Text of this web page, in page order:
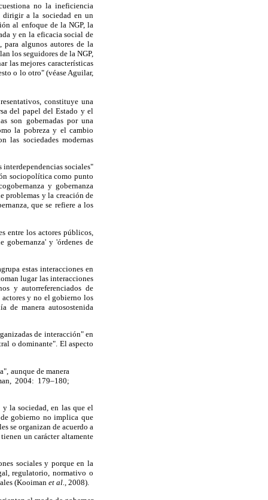
no la ineficiencia
a la sociedad en un
al enfoque de la NGP, la
y en la eficacia social de
algunos autores de la
los seguidores de la NGP,
las mejores características
o lo otro" (véase Aguilar,
constituye una
del papel del Estado y el
son gobernadas por una
la pobreza y el cambio
las sociedades modernas
interdependencias sociales"
sociopolítica como punto
y gobernanza
problemas y la creación de
que se refiere a los
entre los actores públicos,
y 'órdenes de
estas interacciones en
lugar las interacciones
y autorreferenciados de
y no el gobierno los
de manera autosostenida
de interacción" en
o dominante". El aspecto
aunque de manera
2004: 179–180;
y la sociedad, en las que el
gobierno no implica que
se organizan de acuerdo a
un carácter altamente
sociales y porque en la
regulatorio, normativo o
(Kooiman et al., 2008).